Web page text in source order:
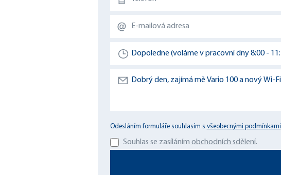
Odesláním formuláře souhlasím s všeobecnými podmínkami
Souhlas se zasíláním obchodních sdělení.